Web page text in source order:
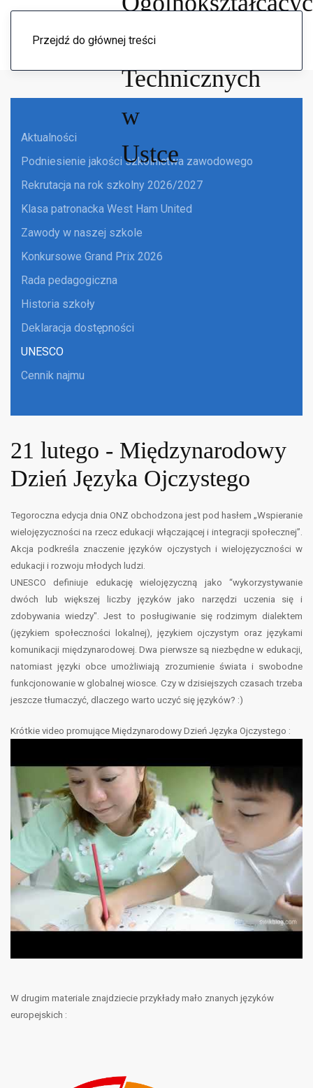
Przejdź do głównej treści
Menu
Aktualności
Podniesienie jakości szkolnictwa zawodowego
Rekrutacja na rok szkolny 2026/2027
Klasa patronacka West Ham United
Zawody w naszej szkole
Konkursowe Grand Prix 2026
Rada pedagogiczna
Historia szkoły
Deklaracja dostępności
UNESCO
Cennik najmu
21 lutego - Międzynarodowy
Dzień Języka Ojczystego
Tegoroczna edycja dnia ONZ obchodzona jest pod hasłem „Wspieranie
wielojęzyczności na rzecz edukacji włączającej i integracji społecznej”.
Akcja podkreśla znaczenie języków ojczystych i wielojęzyczności w
edukacji i rozwoju młodych ludzi.
UNESCO definiuje edukację wielojęzyczną jako “wykorzystywanie
dwóch lub większej liczby języków jako narzędzi uczenia się i
zdobywania wiedzy". Jest to posługiwanie się rodzimym dialektem
(językiem społeczności
lokalnej), językiem ojczystym oraz językami
komunikacji międzynarodowej. Dwa pierwsze są niezbędne w edukacji,
natomiast języki obce umożliwiają zrozumienie świata i swobodne
funkcjonowanie w globalnejwiosce. Czy w dzisiejszych czasach trzeba
jeszcze tłumaczyć, dlaczego warto uczyć się języków? :)
Krótkie video promujące Międzynarodowy Dzień Języka Ojczystego :
W drugim materiale znajdziecie przykłady mało znanych języków
europejskich :